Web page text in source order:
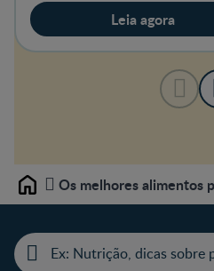
Leia agora
Home Os melhores alimentos